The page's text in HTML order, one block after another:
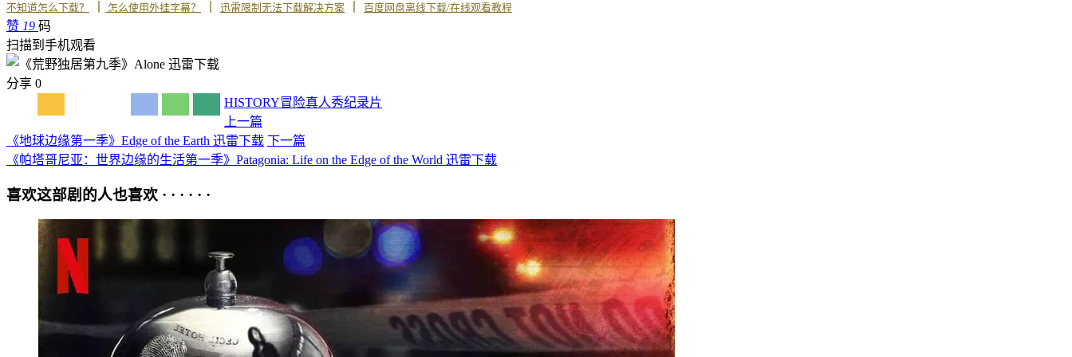
不知道怎么下载？ 怎么使用外挂字幕？ 迅雷限制无法下载解决方案 百度网盘离线下载/在线观看教程
赞 19 码
扫描到手机观看
分享 0
HISTORY冒险真人秀纪录片
上一篇
《地球边缘第一季》Edge of the Earth 迅雷下载 下一篇
《帕塔哥尼亚：世界边缘的生活第一季》Patagonia: Life on the Edge of the World 迅雷下载
喜欢这部剧的人也喜欢 · · · · · ·